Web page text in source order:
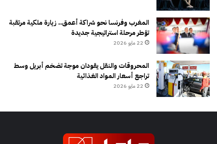
المغرب وفرنسا نحو شراكة أعمق.. زيارة ملكية مرتقبة
تؤطر مرحلة استراتيجية جديدة
22 مايو 2026
المحروقات والنقل يقودان موجة تضخم أبريل وسط
تراجع أسعار المواد الغذائية
22 مايو 2026